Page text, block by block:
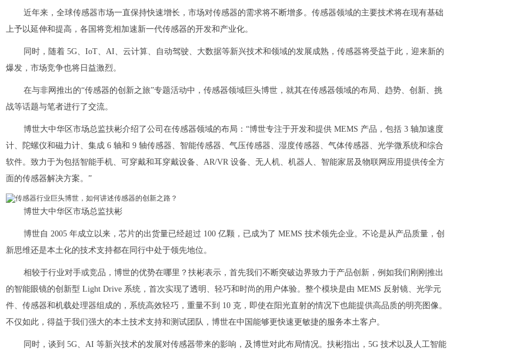
近年来，全球传感器市场一直保持快速增长，市场对传感器的需求将不断增多。传感器领域的主要技术将在现有基础
上予以延伸和提高，各国将竞相加速新一代传感器的开发和产业化。
同时，随着 5G、IoT、AI、云计算、自动驾驶、大数据等新兴技术和领域的发展成熟，传感器将受益于此，迎来新的
爆发，市场竞争也将日益激烈。
在与非网推出的“传感器的创新之旅”专题活动中，传感器领域巨头博世，就其在传感器领域的布局、趋势、创新、挑
战等话题与笔者进行了交流。
博世大中华区市场总监扶彬介绍了公司在传感器领域的布局：“博世专注于开发和提供 MEMS 产品，包括 3 轴加速度
计、陀螺仪和磁力计、集成 6 轴和 9 轴传感器、智能传感器、气压传感器、湿度传感器、气体传感器、光学微系统和综合
软件。致力于为包括智能手机、可穿戴和耳穿戴设备、AR/VR 设备、无人机、机器人、智能家居及物联网应用提供传全方
面的传感器解决方案。”
博世大中华区市场总监扶彬
博世自 2005 年成立以来，芯片的出货量已经超过 100 亿颗，已成为了 MEMS 技术领先企业。不论是从产品质量，创
新思维还是本土化的技术支持都在同行中处于领先地位。
相较于行业对手或竞品，博世的优势在哪里？扶彬表示，首先我们不断突破边界致力于产品创新，例如我们刚刚推出
的智能眼镜的创新型 Light Drive 系统，首次实现了透明、轻巧和时尚的用户体验。整个模块是由 MEMS 反射镜、光学元
件、传感器和机载处理器组成的，系统高效轻巧，重量不到 10 克，即使在阳光直射的情况下也能提供高品质的明亮图像。
不仅如此，得益于我们强大的本土技术支持和测试团队，博世在中国能够更快速更敏捷的服务本土客户。
同时，谈到 5G、AI 等新兴技术的发展对传感器带来的影响，及博世对此布局情况。扶彬指出，5G 技术以及人工智能